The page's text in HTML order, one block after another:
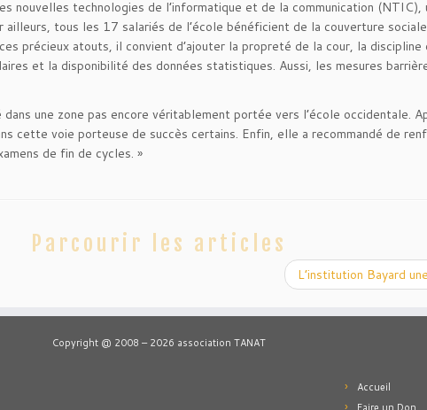
technologies de l’informatique et de la communication (NTIC),
ailleurs, tous les 17 salariés de l’école bénéficient de la couverture
précieux atouts, il convient d’ajouter la propreté de la cour, la
et la disponibilité des données statistiques. Aussi, les mesures
une zone pas encore véritablement portée vers l’école occidentale.
cette voie porteuse de succès certains. Enfin, elle a recommandé de
de fin de cycles. »
Parcourir les articles
L’institution Bayard
Copyright @ 2008 – 2026 association TANAT
Accueil